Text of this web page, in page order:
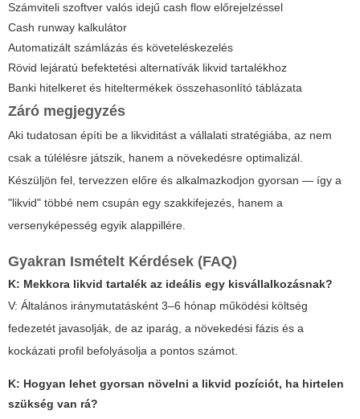
Számviteli szoftver valós idejű cash flow előrejelzéssel
Cash runway kalkulátor
Automatizált számlázás és követeléskezelés
Rövid lejáratú befektetési alternatívák likvid tartalékhoz
Banki hitelkeret és hiteltermékek összehasonlító táblázata
Záró megjegyzés
Aki tudatosan építi be a likviditást a vállalati stratégiába, az nem
csak a túlélésre játszik, hanem a növekedésre optimalizál.
Készüljön fel, tervezzen előre és alkalmazkodjon gyorsan — így a
"likvid" többé nem csupán egy szakkifejezés, hanem a
versenyképesség egyik alappillére.
Gyakran Ismételt Kérdések (FAQ)
K: Mekkora likvid tartalék az ideális egy kisvállalkozásnak?
V: Általános iránymutatásként 3–6 hónap működési költség
fedezetét javasolják, de az iparág, a növekedési fázis és a
kockázati profil befolyásolja a pontos számot.
K: Hogyan lehet gyorsan növelni a likvid pozíciót, ha hirtelen
szükség van rá?